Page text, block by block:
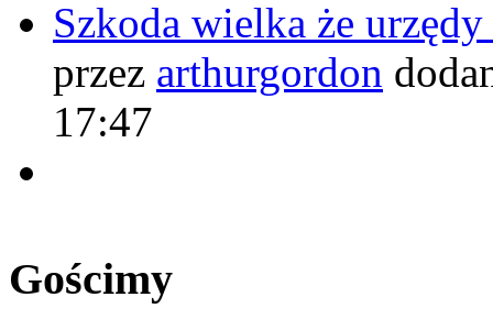
Szkoda wielka że
przez arthurgordon
17:47
Gościmy